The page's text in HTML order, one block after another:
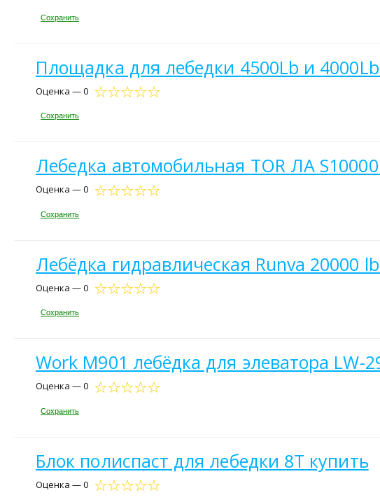
Сохранить
Площадка для лебедки 4500Lb и
Оценка — 0
Сохранить
Лебедка автомобильная TOR ЛА
Оценка — 0
Сохранить
Лебёдка гидравлическая Runva 20000
Оценка — 0
Сохранить
Work M901 лебёдка для элеватора LW-
Оценка — 0
Сохранить
Блок полиспаст для лебедки 8Т купить
Оценка — 0